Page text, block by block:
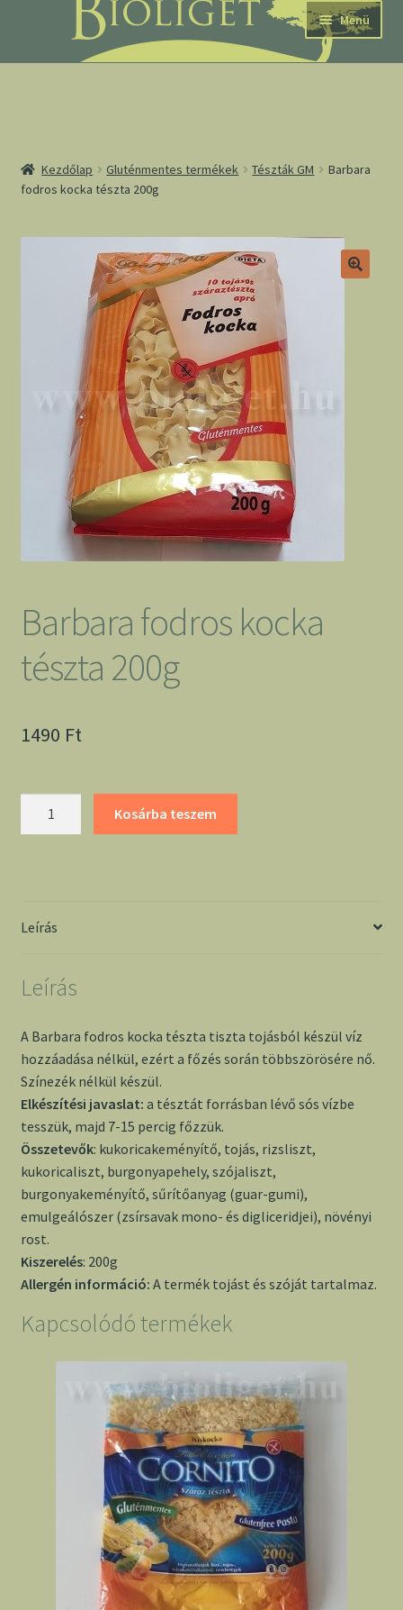
navigációhoz
tartalomba
Menü
Kezdőlap Gluténmentes termékek Tészták GM
Barbara
fodros kocka tészta 200g
Barbara fodros kocka
tészta 200g
1490 Ft
Kosárba teszem
Leírás
Leírás
A Barbara fodros kocka tészta tiszta tojásból készül víz
hozzáadása nélkül, ezért a főzés során többszörösére nő.
Színezék nélkül készül.
Elkészítési javaslat: a tésztát forrásban lévő sós vízbe
tesszük, majd 7-15 percig főzzük.
Összetevők: kukoricakeményítő, tojás, rizsliszt,
kukoricaliszt, burgonyapehely, szójaliszt,
burgonyakeményítő, sűrítőanyag (guar-gumi),
emulgeálószer (zsírsavak mono- és digliceridjei), növényi
rost.
Kiszerelés: 200g
Allergén információ: A termék tojást és szóját tartalmaz.
Kapcsolódó termékek